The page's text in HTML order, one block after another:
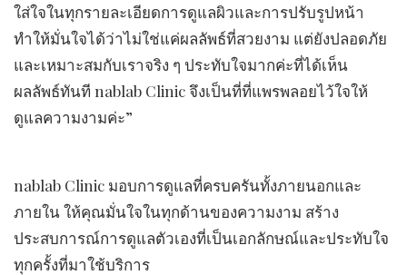
ใส่ใจในทุกรายละเอียดการดูแลผิวและการปรับรูปหน้า
ทำให้มั่นใจได้ว่าไม่ใช่แค่ผลลัพธ์ที่สวยงาม แต่ยังปลอดภัย
และเหมาะสมกับเราจริง ๆ ประทับใจมากค่ะที่ได้เห็น
ผลลัพธ์ทันที nablab Clinic จึงเป็นที่ที่แพรพลอยไว้ใจให้
ดูแลความงามค่ะ”
nablab Clinic มอบการดูแลที่ครบครันทั้งภายนอกและ
ภายใน ให้คุณมั่นใจในทุกด้านของความงาม สร้าง
ประสบการณ์การดูแลตัวเองที่เป็นเอกลักษณ์และประทับใจ
ทุกครั้งที่มาใช้บริการ